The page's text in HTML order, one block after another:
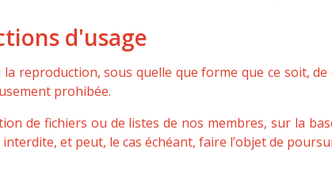
d'usage
la reproduction, sous quelle que forme que ce soit, de
prohibée.
de fichiers ou de listes de nos membres, sur la
et peut, le cas échéant, faire l’objet de